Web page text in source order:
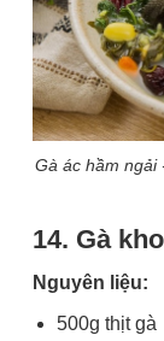
Gà ác hầm ngải
14. Gà
Nguyên liệu:
500g thịt gà